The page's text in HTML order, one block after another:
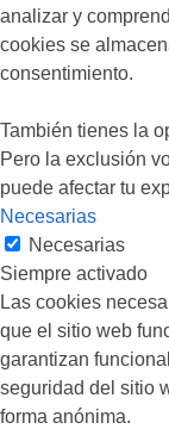
analizar y
cookies se
consentimiento.
También tienes la
Pero la exclusión
puede afectar tu
Necesarias
Necesarias
Siempre activado
Las cookies
que el sitio web
garantizan
seguridad del sitio
forma anónima.